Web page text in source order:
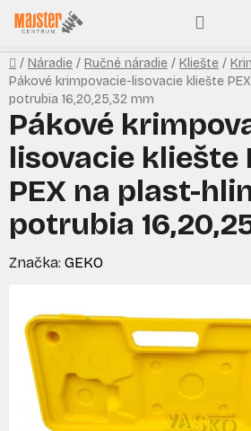
Prejsť
na
obsah
Domov
/ Náradie / Ručné náradie / Kliešte /
Pákové krimpovacie-lisovacie kliešte
potrubia 16,20,25,32 mm
Pákové
lisovacie kliešte
PEX na plast-
potrubia
Značka: GEKO